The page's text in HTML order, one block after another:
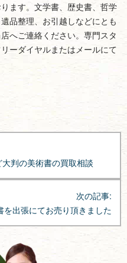
ます。文学書、歴史書、哲学
品整理、お引越しなどにとも
へご連絡ください。専門スタ
ーダイヤルまたはメールにて
判の美術書の買取相談
次の記事:
出張にてお売り頂きました